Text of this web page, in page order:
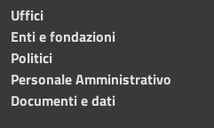
Uffici
Enti e fondazioni
Politici
Personale Amministrativo
Documenti e dati